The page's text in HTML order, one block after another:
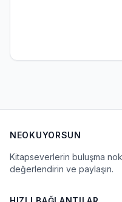
NEOKUYORSUN
Kitapseverlerin buluşma
değerlendirin ve paylaşın.